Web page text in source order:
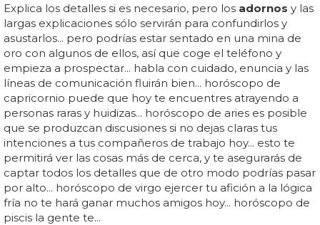
Explica los detalles si es necesario, pero los adornos y las
largas explicaciones sólo servirán para confundirlos y
asustarlos... pero podrías estar sentado en una mina de
oro con algunos de ellos, así que coge el teléfono y
empieza a prospectar... habla con cuidado, enuncia y las
líneas de comunicación fluirán bien... horóscopo de
capricornio puede que hoy te encuentres atrayendo a
personas raras y huidizas... horóscopo de aries es posible
que se produzcan discusiones si no dejas claras tus
intenciones a tus compañeros de trabajo hoy... esto te
permitirá ver las cosas más de cerca, y te asegurarás de
captar todos los detalles que de otro modo podrías pasar
por alto... horóscopo de virgo ejercer tu afición a la lógica
fría no te hará ganar muchos amigos hoy... horóscopo de
piscis la gente te...